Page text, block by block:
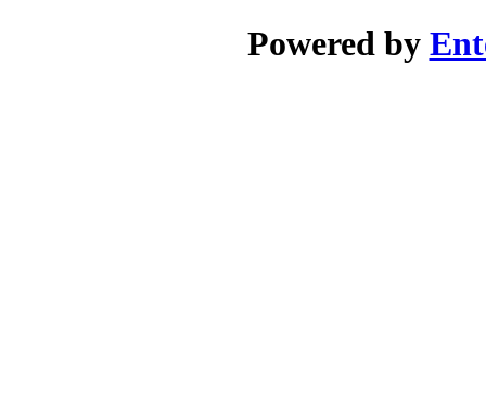
Powered by